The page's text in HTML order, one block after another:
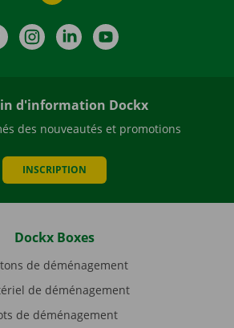
FacebookInstagramLinkedIn
d'information Dockx
des nouveautés et promotions
INSCRIPTION
Dockx Boxes
de déménagement
de déménagement
de déménagement